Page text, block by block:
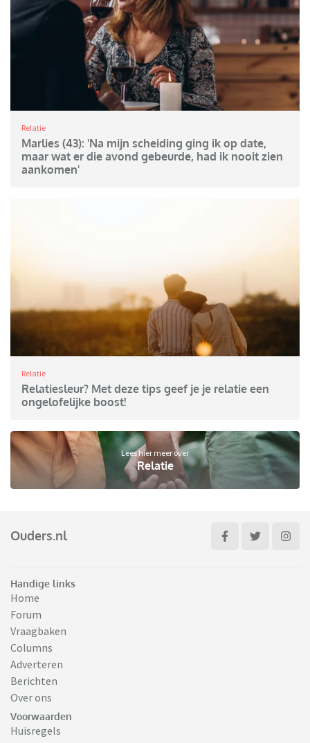
Relatie
Marlies (43): 'Na mijn scheiding ging ik op date,
maar wat er die avond gebeurde, had ik nooit zien
aankomen'
Relatie
Relatiesleur? Met deze tips geef je je relatie een
ongelofelijke boost!
Lees hier meer over
Relatie
Ouders.nl
Handige links
Home
Forum
Vraagbaken
Columns
Adverteren
Berichten
Over ons
Voorwaarden
Huisregels